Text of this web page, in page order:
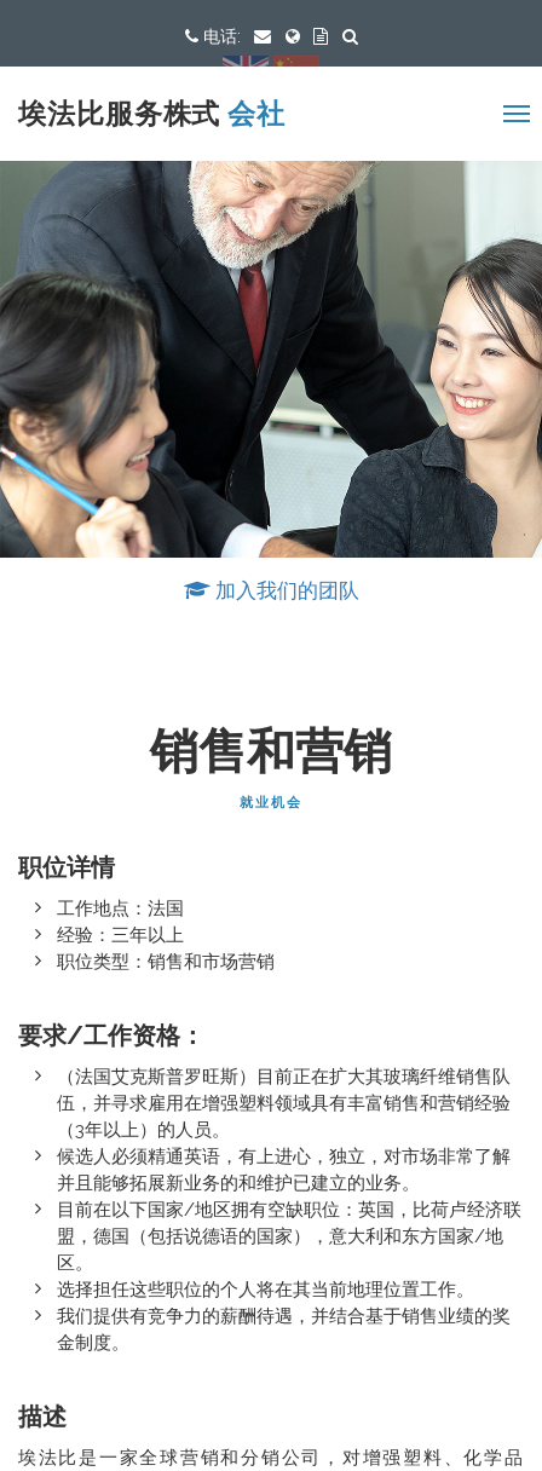
电话:
可用语言
埃法比服务株式会社
加入我们的团队
销售和营销
就业机会
职位详情
工作地点：法国
经验：三年以上
职位类型：销售和市场营销
要求/工作资格：
（法国艾克斯普罗旺斯）目前正在扩大其玻璃纤维销售队
伍，并寻求雇用在增强塑料领域具有丰富销售和营销经验
（3年以上）的人员。
候选人必须精通英语，有上进心，独立，对市场非常了解
并且能够拓展新业务的和维护已建立的业务。
目前在以下国家/地区拥有空缺职位：英国，比荷卢经济联
盟，德国（包括说德语的国家），意大利和东方国家/地
区。
选择担任这些职位的个人将在其当前地理位置工作。
我们提供有竞争力的薪酬待遇，并结合基于销售业绩的奖
金制度。
描述
埃法比是一家全球营销和分销公司，对增强塑料、化学品